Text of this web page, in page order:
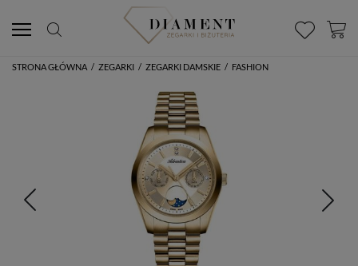
STRONA GŁÓWNA / ZEGARKI / ZEGARKI DAMSKIE / FASHION